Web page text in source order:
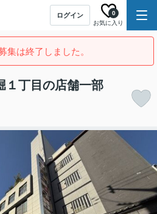
ログイン
お気に入り
0
集は終了しました。
１丁目の店舗一部